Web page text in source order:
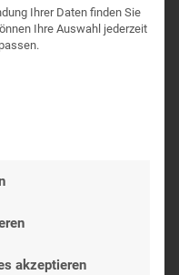
Ihrer Daten finden Sie
Ihre Auswahl jederzeit
für die eine
akzeptieren